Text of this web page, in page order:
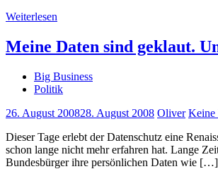
Weiterlesen
Meine Daten sind geklaut.
Big Business
Politik
26. August 200828. August 2008 Oliver Keine
Dieser Tage erlebt der Datenschutz eine
schon lange nicht mehr erfahren hat. Lange
Bundesbürger ihre persönlichen Daten wie […]